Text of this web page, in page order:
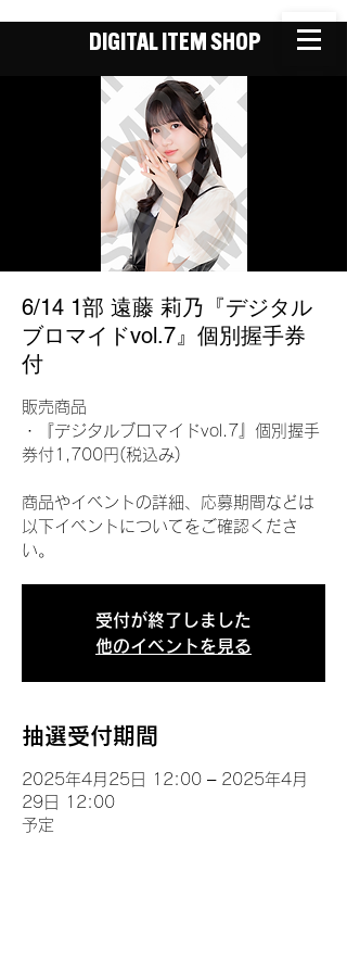
DIGITAL ITEM SHOP
6/14 1部 遠藤 莉乃『デジタル
ブロマイドvol.7』個別握手券
付
販売商品
・『デジタルブロマイドvol.7』個別握手
券付1,700円(税込み)
商品やイベントの詳細、応募期間などは
以下イベントについてをご確認くださ
い。
受付が終了しました
他のイベントを見る
抽選受付期間
2025年4月25日 12:00 – 2025年4月
29日 12:00
予定